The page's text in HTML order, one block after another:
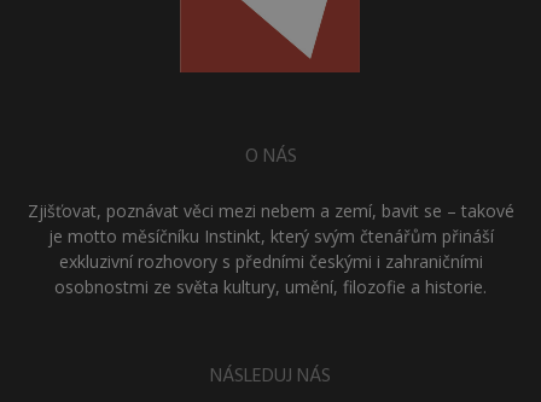
O NÁS
Zjišťovat, poznávat věci mezi nebem a zemí, bavit se – takové
je motto měsíčníku Instinkt, který svým čtenářům přináší
exkluzivní rozhovory s předními českými i zahraničními
osobnostmi ze světa kultury, umění, filozofie a historie.
NÁSLEDUJ NÁS